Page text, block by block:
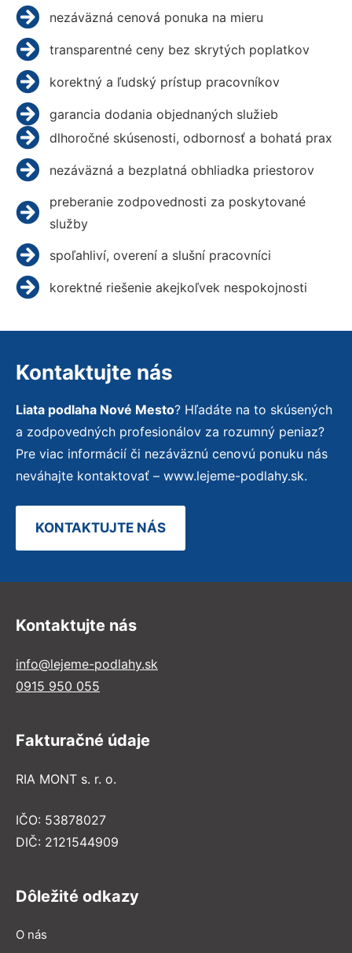
nezáväzná cenová ponuka na mieru
transparentné ceny bez skrytých poplatkov
korektný a ľudský prístup pracovníkov
garancia dodania objednaných služieb
dlhoročné skúsenosti, odbornosť a bohatá prax
nezáväzná a bezplatná obhliadka priestorov
preberanie zodpovednosti za poskytované
služby
spoľahliví, overení a slušní pracovníci
korektné riešenie akejkoľvek nespokojnosti
Kontaktujte nás
Liata podlaha Nové Mesto? Hľadáte na to skúsených
a zodpovedných profesionálov za rozumný peniaz?
Pre viac informácií či nezáväznú cenovú ponuku nás
neváhajte kontaktovať – www.lejeme-podlahy.sk.
KONTAKTUJTE NÁS
Kontaktujte nás
info@lejeme-podlahy.sk
0915 950 055
Fakturačné údaje
RIA MONT s. r. o.
IČO: 53878027
DIČ: 2121544909
Dôležité odkazy
O nás